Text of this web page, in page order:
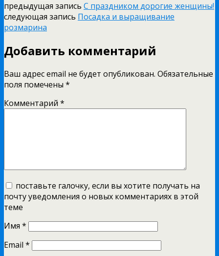
предыдущая запись С праздником дорогие женщины!
следующая запись Посадка и выращивание
розмарина
Добавить комментарий
Ваш адрес email не будет опубликован. Обязательные
поля помечены *
Комментарий *
поставьте галочку, если вы хотите получать на
почту уведомления о новых комментариях в этой
теме
Имя *
Email *